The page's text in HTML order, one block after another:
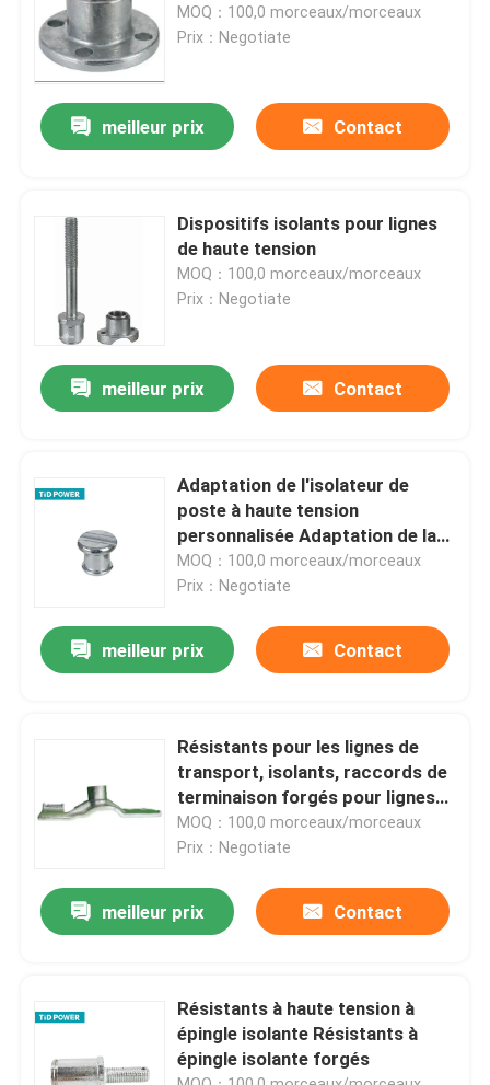
À propos de nous
Contrôle de la qualité
Nouvelles
Demandez un devis
Isolateur ferroviaire
MOQ：100,0 morceaux/morceaux
Prix：Negotiate
meilleur prix Contact
Dispositifs isolants pour lignes
de haute tension
MOQ：100,0 morceaux/morceaux
Prix：Negotiate
meilleur prix Contact
Adaptation de l'isolateur de
poste à haute tension
personnalisée Adaptation de la
puissance de l'isolateur de poste
forgée
MOQ：100,0 morceaux/morceaux
Prix：Negotiate
meilleur prix Contact
Résistants pour les lignes de
transport, isolants, raccords de
terminaison forgés pour lignes
chaudes
MOQ：100,0 morceaux/morceaux
Prix：Negotiate
meilleur prix Contact
Résistants à haute tension à
épingle isolante Résistants à
épingle isolante forgés